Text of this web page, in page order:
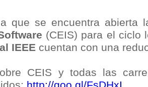
que se encuentra abierta
(CEIS) para el ciclo
IEEE cuentan con una
CEIS y todas las